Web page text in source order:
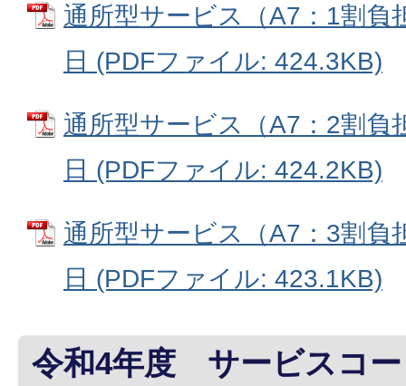
通所型サービス（A7：1割負
日 (PDFファイル: 424.3KB)
通所型サービス（A7：2割負
日 (PDFファイル: 424.2KB)
通所型サービス（A7：3割負
日 (PDFファイル: 423.1KB)
令和4年度 サービスコー